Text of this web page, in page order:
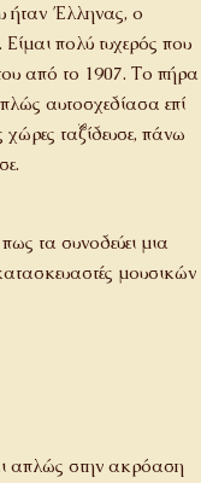
ήταν Έλληνας, ο
. Είμαι πολύ τυχερός που
από το 1907. Το πήρα
αυτοσχεδίασα επί
χώρες ταξίδευσε, πάνω
τα συνοδεύει μια
μουσικών
απλώς στην ακρόαση